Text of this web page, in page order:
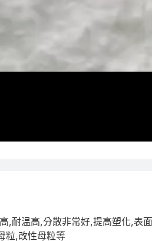
,耐温高,分散非常好,提高塑化,表
粒,改性母粒等